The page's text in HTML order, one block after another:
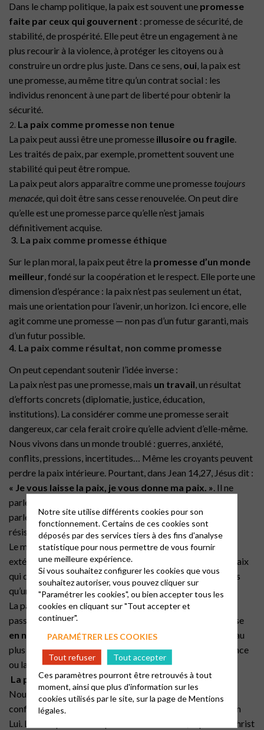
Dans le champ politique, la paix est souvent une promesse
faite par ceux qui gouvernent : promesse de sécurité, de
stabilité, de prospérité. Elle peut être un engagement à ne
plus recourir à la violence, à protéger les citoyens ou à
construire un ordre plus juste. Dans ce sens, oui, la paix est
une promesse, au même titre qu’un contrat social : les
individus renoncent à une part de liberté pour obtenir la
sécurité.
La paix comme promesse non tenue
La paix peut aussi être une promesse illusoire ou fragile.
Les traités de paix, par exemple, promettent souvent une
stabilité qui peut être rompue.
La paix peut alors apparaître comme une promesse toujours
menacée, qui doit être sans cesse renouvelée. On peut dire
qu’elle est une promesse parce qu’elle n’est jamais
définitivement acquise.
3. La paix comme promesse éthique
Sur le plan moral, la paix peut être la promesse d’un monde
meilleur, fondé sur la coopération et le respect. Elle porte une
dimension d’espérance : la paix n’est pas seulement un état,
mais une orientation pour l’avenir, un horizon. Ici encore, elle
agit comme une promesse — non pas d’un futur garanti, mais
d’un futur possible.
4. La paix comme résultat, non comme promesse
On peut cependant soutenir l’idée inverse :
La paix n’est pas une promesse, mais un travail, un résultat
d’efforts concrets (diplomatie, justice, éducation,
institutions). La considérer comme une promesse serait
dangereux, car cela ferait croire qu’elle advient d’elle-même.
Nous vivons dans un monde troublé : guerres, anxiété,
conflits, pressions, incertitudes… Même les croyants peuvent
perdre la paix intérieure. Pourtant, dans Jean 14,27, Jésus dit :
« Je vous laisse la paix, je vous donne ma paix. ». Il ne
parle pas d’une paix passagère, sentimentale ou fragile. Il
parle d’une paixdivine, profonde, durable, capable de
résister à la tempête.
Le monde propose des paix fragiles : accords, sécurités
extérieures, réussites, confort, distractions. Ce sont des paix
qui dépendent des circonstances. Elles sont précaires. Dès
qu’un événement vient les perturber, elles s’effondrent.
La paix du Christ, au contraire, ne dépend pas de ce qui se
passe autour de nous. Elle prend racine dans ce qui se passe
en nous
. Elle est un don de l’Esprit, une présence de Dieu au
plus intime, une certitude que rien — pas même la souffrance
ou la mort — ne peut nous séparer de son amour.
La paix comme fruit de la confiance
Nous recevons cette paix dans la mesure où nous faisons
confiance. Non pas en nos calculs, ni en nos forces, mais en
Lui. Là où la peur nous replie sur nous-mêmes, la paix du Christ
Notre site utilise différents cookies pour son
fonctionnement. Certains de ces cookies sont
déposés par des services tiers à des fins d'analyse
statistique pour nous permettre de vous fournir
une meilleure expérience.
Si vous souhaitez configurer les cookies que vous
souhaitez autoriser, vous pouvez cliquer sur
"Paramétrer les cookies", ou bien accepter tous les
cookies en cliquant sur "Tout accepter et
continuer".
PARAMÉTRER LES COOKIES
Tout refuser
Tout accepter
Ces paramètres pourront être retrouvés à tout
moment, ainsi que plus d'information sur les
cookies utilisés par le site, sur la page deMentions
légales.